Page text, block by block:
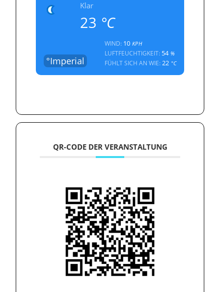
Klar
23 °C
°Imperial
WIND: 10 KPH
LUFTFEUCHTIGKEIT: 54%
FÜHLT SICH AN WIE:22 °C
QR-CODE DER VERANSTALTUNG